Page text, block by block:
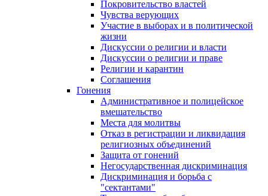
Покровительство властей
Чувства верующих
Участие в выборах и в политической
жизни
Дискуссии о религии и власти
Дискуссии о религии и праве
Религии и карантин
Соглашения
Гонения
Административное и полицейское
вмешательство
Места для молитвы
Отказ в регистрации и ликвидация
религиозных объединений
Защита от гонений
Негосударственная дискриминация
Дискриминация и борьба с
"сектантами"